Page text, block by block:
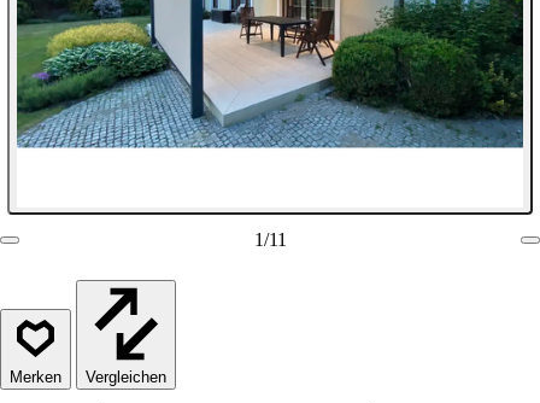
1/11
Vergleichen